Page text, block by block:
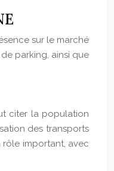
sur le marché
parking, ainsi que
citer la population
des transports
important, avec